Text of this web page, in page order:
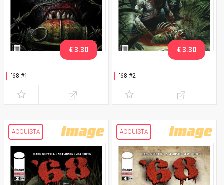
‘68 #1
€ 3.30
‘68 #2
€ 3.30
ACQUISTA ACQUISTA